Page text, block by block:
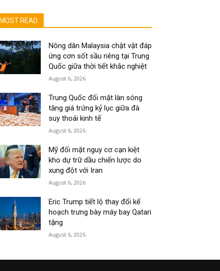
MOST READ
Nông dân Malaysia chật vật đáp
ứng cơn sốt sầu riêng tại Trung
Quốc giữa thời tiết khắc nghiệt
August 6, 2026
Trung Quốc đối mặt làn sóng
tăng giá trứng kỷ lục giữa đà
suy thoái kinh tế
August 6, 2026
Mỹ đối mặt nguy cơ cạn kiệt
kho dự trữ dầu chiến lược do
xung đột với Iran
August 6, 2026
Eric Trump tiết lộ thay đổi kế
hoạch trưng bày máy bay Qatari
tặng
August 6, 2026